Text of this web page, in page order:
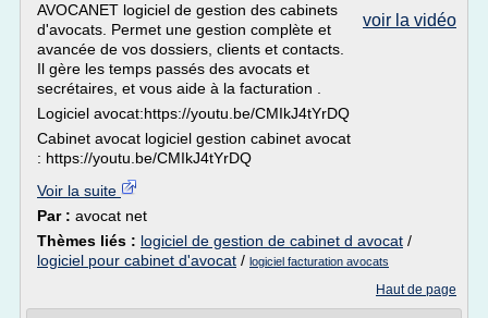
voir la vidéo
AVOCANET logiciel de gestion des cabinets
d'avocats. Permet une gestion complète et
avancée de vos dossiers, clients et contacts.
Il gère les temps passés des avocats et
secrétaires, et vous aide à la facturation .
Logiciel avocat:https://youtu.be/CMIkJ4tYrDQ
Cabinet avocat logiciel gestion cabinet avocat
: https://youtu.be/CMIkJ4tYrDQ
Voir la suite
Par : avocat net
Thèmes liés : logiciel de gestion de cabinet d avocat /
logiciel pour cabinet d'avocat / logiciel facturation avocats
Haut de page